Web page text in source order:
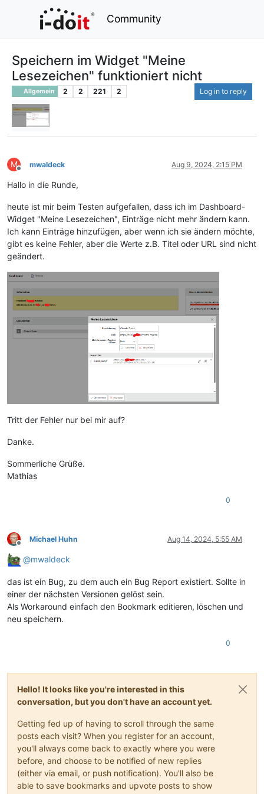
Community
Speichern im Widget "Meine
Lesezeichen" funktioniert nicht
Allgemein 2 2 221 2 Log in to reply
M
Offline
mwaldeck Aug 9, 2024, 2:15 PM
Hallo in die Runde,
heute ist mir beim Testen aufgefallen, dass ich im Dashboard-
Widget "Meine Lesezeichen", Einträge nicht mehr ändern kann.
Ich kann Einträge hinzufügen, aber wenn ich sie ändern möchte,
gibt es keine Fehler, aber die Werte z.B. Titel oder URL sind nicht
geändert.
Tritt der Fehler nur bei mir auf?
Danke.
Sommerliche Grüße.
Mathias
0
Offline
Michael Huhn Aug 14, 2024, 5:55 AM
@mwaldeck
das ist ein Bug, zu dem auch ein Bug Report existiert. Sollte in
einer der nächsten Versionen gelöst sein.
Als Workaround einfach den Bookmark editieren, löschen und
neu speichern.
0
Hello! It looks like you're interested in this
conversation, but you don't have an account yet.
Getting fed up of having to scroll through the same
posts each visit? When you register for an account,
you'll always come back to exactly where you were
before, and choose to be notified of new replies
(either via email, or push notification). You'll also be
able to save bookmarks and upvote posts to show